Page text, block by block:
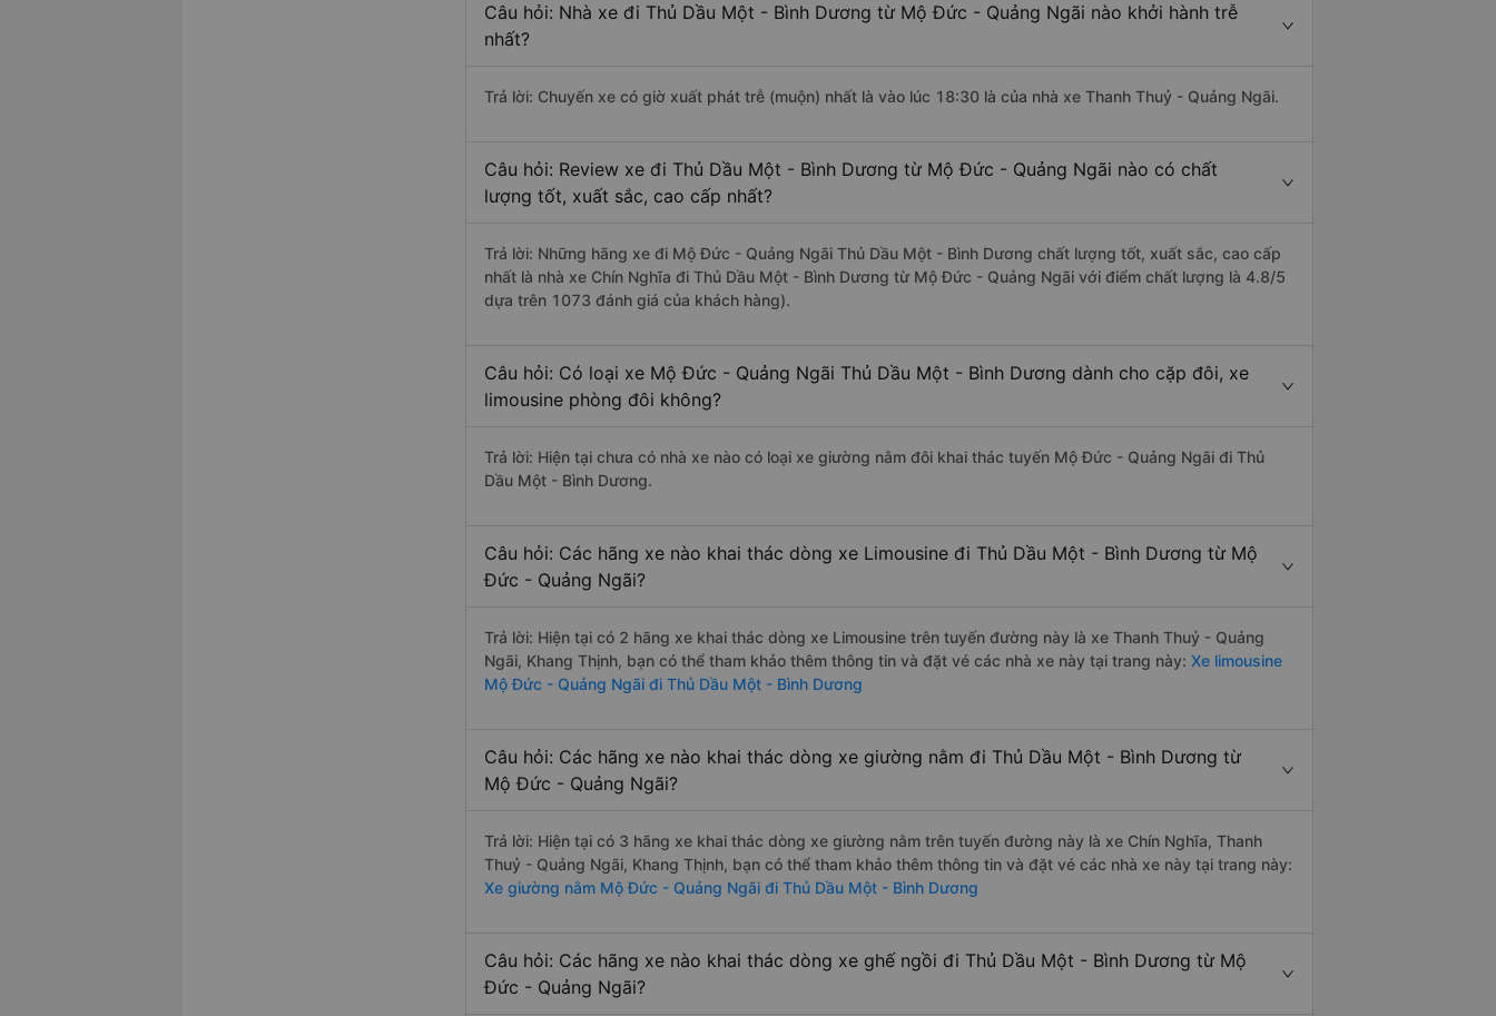
Câu hỏi: Nhà xe đi Thủ Dầu Một - Bình Dương từ Mộ Đức - Quảng Ngãi nào khởi hành trễ
nhất?
Trả lời: Chuyến xe có giờ xuất phát trễ (muộn) nhất là vào lúc 18:30 là của nhà xe Thanh Thuỷ - Quảng Ngãi.
Câu hỏi: Review xe đi Thủ Dầu Một - Bình Dương từ Mộ Đức - Quảng Ngãi nào có chất
lượng tốt, xuất sắc, cao cấp nhất?
Trả lời: Những hãng xe đi Mộ Đức - Quảng Ngãi Thủ Dầu Một - Bình Dương chất lượng tốt, xuất sắc, cao cấp
nhất là nhà xe Chín Nghĩa đi Thủ Dầu Một - Bình Dương từ Mộ Đức - Quảng Ngãi với điểm chất lượng là 4.8/5
dựa trên 1073 đánh giá của khách hàng).
Câu hỏi: Có loại xe Mộ Đức - Quảng Ngãi Thủ Dầu Một - Bình Dương dành cho cặp đôi, xe
limousine phòng đôi không?
Trả lời: Hiện tại chưa có nhà xe nào có loại xe giường nằm đôi khai thác tuyến Mộ Đức - Quảng Ngãi đi Thủ
Dầu Một - Bình Dương.
Câu hỏi: Các hãng xe nào khai thác dòng xe Limousine đi Thủ Dầu Một - Bình Dương từ Mộ
Đức - Quảng Ngãi?
Trả lời: Hiện tại có 2 hãng xe khai thác dòng xe Limousine trên tuyến đường này là xe Thanh Thuỷ - Quảng
Ngãi, Khang Thịnh, bạn có thể tham khảo thêm thông tin và đặt vé các nhà xe này tại trang này: Xe limousine
Mộ Đức - Quảng Ngãi đi Thủ Dầu Một - Bình Dương
Câu hỏi: Các hãng xe nào khai thác dòng xe giường nằm đi Thủ Dầu Một - Bình Dương từ
Mộ Đức - Quảng Ngãi?
Trả lời: Hiện tại có 3 hãng xe khai thác dòng xe giường nằm trên tuyến đường này là xe Chín Nghĩa, Thanh
Thuỷ - Quảng Ngãi, Khang Thịnh, bạn có thể tham khảo thêm thông tin và đặt vé các nhà xe này tại trang này:
Xe giường nằm Mộ Đức - Quảng Ngãi đi Thủ Dầu Một - Bình Dương
Câu hỏi: Các hãng xe nào khai thác dòng xe ghế ngồi đi Thủ Dầu Một - Bình Dương từ Mộ
Đức - Quảng Ngãi?